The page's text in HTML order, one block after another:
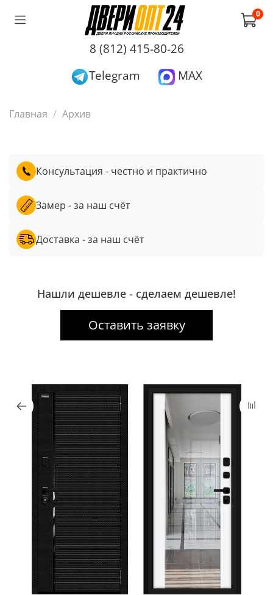
0
8 (812) 415-80-26
Telegram
MAX
Главная Архив
Консультация - честно и практично
Замер - за наш счёт
Доставка - за наш счёт
Нашли дешевле - сделаем дешевле!
Оставить заявку